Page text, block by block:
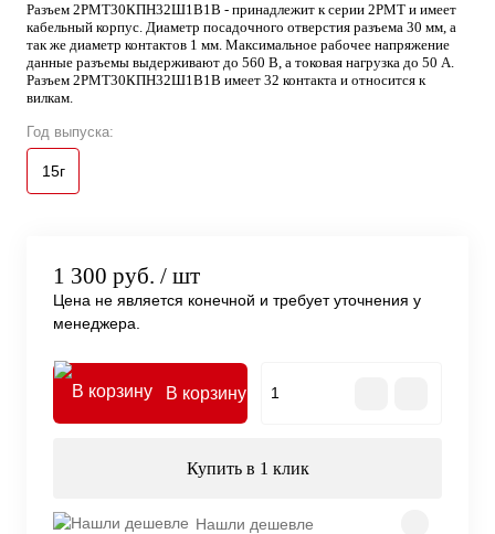
Разъем 2РМТ30КПН32Ш1В1В - принадлежит к серии 2РМТ и имеет
кабельный корпус. Диаметр посадочного отверстия разъема 30 мм, а
так же диаметр контактов 1 мм. Максимальное рабочее напряжение
данные разъемы выдерживают до 560 В, а токовая нагрузка до 50 А.
Разъем 2РМТ30КПН32Ш1В1В имеет 32 контакта и относится к
вилкам.
Год выпуска:
15г
1 300 руб. / шт
Цена не является конечной и требует уточнения у
менеджера.
В корзину
Купить в 1 клик
Нашли дешевле